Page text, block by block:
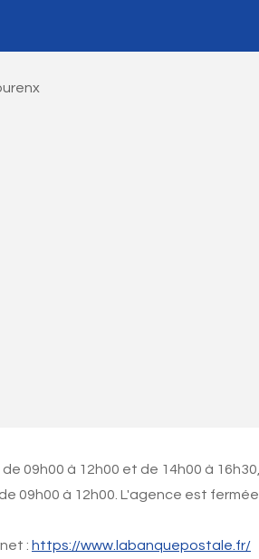
09h00 à 12h00 et de 14h00 à 16h30,
09h00 à 12h00. L'agence est fermée
: https://www.labanquepostale.fr/